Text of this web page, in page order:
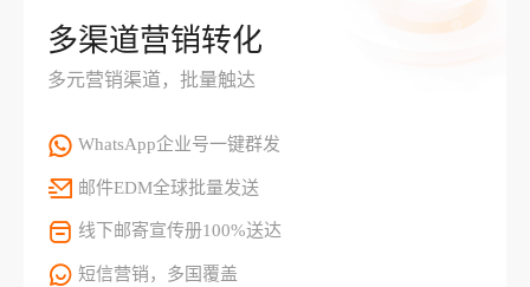
多渠道营销转化
多元营销渠道，批量触达
WhatsApp企业号一键群发
邮件EDM全球批量发送
线下邮寄宣传册100%送达
短信营销，多国覆盖